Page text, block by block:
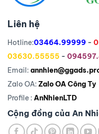
Liên hệ
Hotline:03464.99999 -
03630.55555 -
Email:
Zalo OA: Zalo OA Công Ty
Profile : AnNhienLTD
Cộng đồng của An